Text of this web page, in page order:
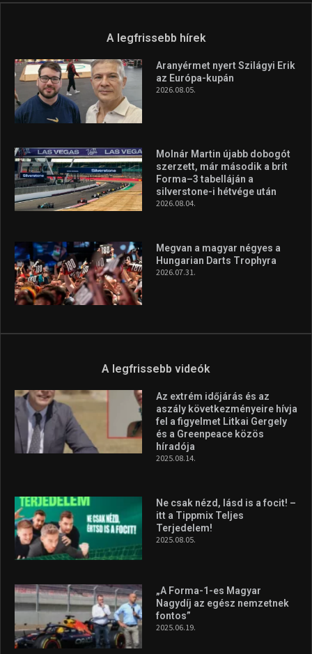
A legfrissebb hírek
Aranyérmet nyert Szilágyi Erik
az Európa-kupán
2026.08.05.
Molnár Martin újabb dobogót
szerzett, már második a brit
Forma–3 tabelláján a
silverstone-i hétvége után
2026.08.04.
Megvan a magyar négyes a
Hungarian Darts Trophyra
2026.07.31.
A legfrissebb videók
Az extrém időjárás és az
aszály következményeire hívja
fel a figyelmet Litkai Gergely
és a Greenpeace közös
híradója
2025.08.14.
Ne csak nézd, lásd is a focit! –
itt a Tippmix Teljes
Terjedelem!
2025.08.05.
„A Forma-1-es Magyar
Nagydíj az egész nemzetnek
fontos”
2025.06.19.